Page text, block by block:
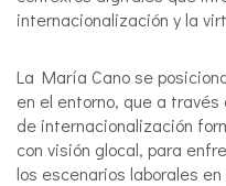
internacionalización y la
La María Cano se
en el entorno, que a
de internacionalización
con visión glocal, para
los escenarios laborales en